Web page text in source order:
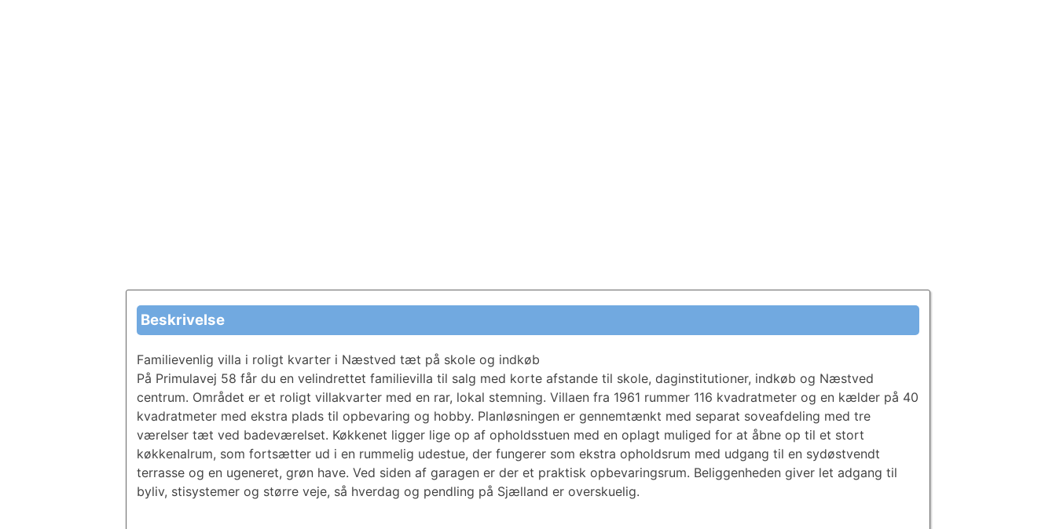
Beskrivelse
Familievenlig villa i roligt kvarter i Næstved tæt på skole og indkøb
På Primulavej 58 får du en velindrettet familievilla til salg med korte afstande til skole, daginstitutioner, indkøb og Næstved
centrum. Området er et roligt villakvarter med en rar, lokal stemning. Villaen fra 1961 rummer 116 kvadratmeter og en kælder på 40
kvadratmeter med ekstra plads til opbevaring og hobby. Planløsningen er gennemtænkt med separat soveafdeling med tre
værelser tæt ved badeværelset. Køkkenet ligger lige op af opholdsstuen med en oplagt muliged for at åbne op til et stort
køkkenalrum, som fortsætter ud i en rummelig udestue, der fungerer som ekstra opholdsrum med udgang til en sydøstvendt
terrasse og en ugeneret, grøn have. Ved siden af garagen er der et praktisk opbevaringsrum. Beliggenheden giver let adgang til
byliv, stisystemer og større veje, så hverdag og pendling på Sjælland er overskuelig.